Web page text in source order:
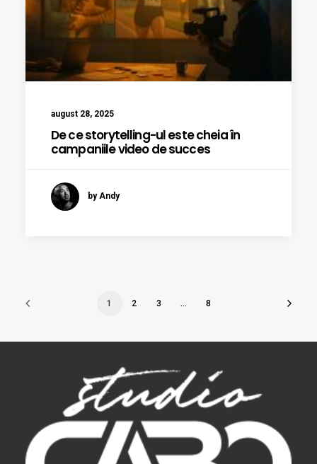
august 28, 2025
De ce storytelling-ul este cheia în
campaniile video de succes
by Andy
1 2 3 … 8